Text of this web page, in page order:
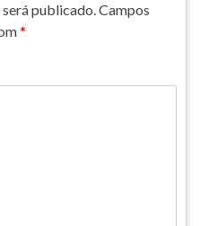
será publicado.Campos
*